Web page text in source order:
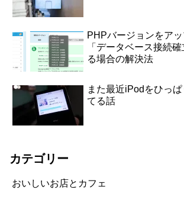
PHPバージョンをア
「データベース接続
る場合の解決法
また最近iPodをひっ
てる話
カテゴリー
おいしいお店とカフェ